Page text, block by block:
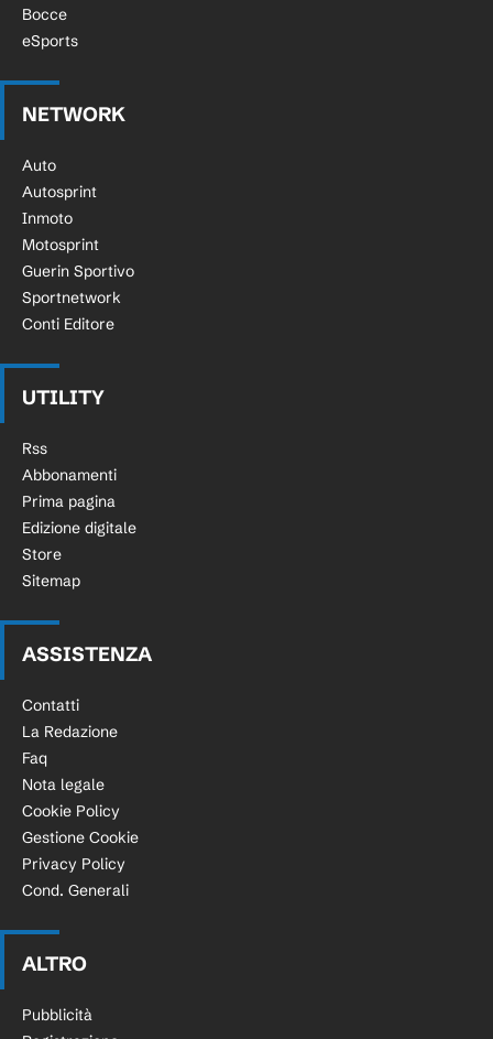
Bocce
eSports
NETWORK
Auto
Autosprint
Inmoto
Motosprint
Guerin Sportivo
Sportnetwork
Conti Editore
UTILITY
Rss
Abbonamenti
Prima pagina
Edizione digitale
Store
Sitemap
ASSISTENZA
Contatti
La Redazione
Faq
Nota legale
Cookie Policy
Gestione Cookie
Privacy Policy
Cond. Generali
ALTRO
Pubblicità